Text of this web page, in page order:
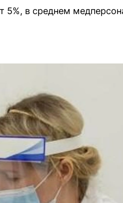
5%, в среднем